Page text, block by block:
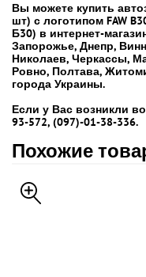
Вы можете купить
шт) с логотипом FAW
Б30) в интернет-
Запорожье, Днепр,
Николаев, Черкассы,
Ровно, Полтава,
города Украины.
Если у Вас возникли
93-572, (097)-01-38-336.
Похожие